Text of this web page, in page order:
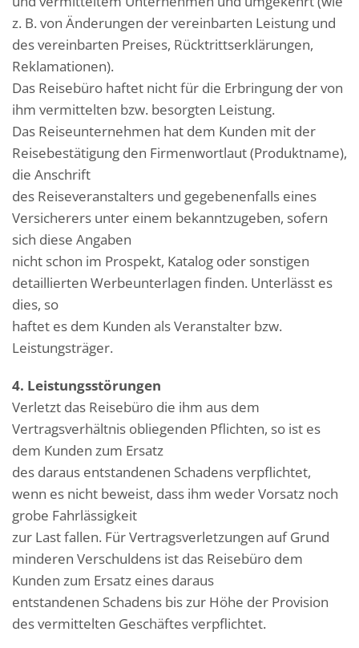
z. B. von Änderungen der vereinbarten Leistung und
des vereinbarten Preises, Rücktrittserklärungen,
Reklamationen).
Das Reisebüro haftet nicht für die Erbringung der von
ihm vermittelten bzw. besorgten Leistung.
Das Reiseunternehmen hat dem Kunden mit der
Reisebestätigung den Firmenwortlaut (Produktname),
die Anschrift
des Reiseveranstalters und gegebenenfalls eines
Versicherers unter einem bekanntzugeben, sofern
sich diese Angaben
nicht schon im Prospekt, Katalog oder sonstigen
detaillierten Werbeunterlagen finden. Unterlässt es
dies, so
haftet es dem Kunden als Veranstalter bzw.
Leistungsträger.
4. Leistungsstörungen
Verletzt das Reisebüro die ihm aus dem
Vertragsverhältnis obliegenden Pflichten, so ist es
dem Kunden zum Ersatz
des daraus entstandenen Schadens verpflichtet,
wenn es nicht beweist, dass ihm weder Vorsatz noch
grobe Fahrlässigkeit
zur Last fallen. Für Vertragsverletzungen auf Grund
minderen Verschuldens ist das Reisebüro dem
Kunden zum Ersatz eines daraus
entstandenen Schadens bis zur Höhe der Provision
des vermittelten Geschäftes verpflichtet.